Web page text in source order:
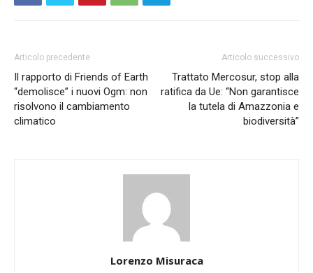
Articolo precedente
Il rapporto di Friends of Earth
“demolisce” i nuovi Ogm: non
risolvono il cambiamento
climatico
Articolo successivo
Trattato Mercosur, stop alla
ratifica da Ue: “Non garantisce
la tutela di Amazzonia e
biodiversità”
Lorenzo Misuraca